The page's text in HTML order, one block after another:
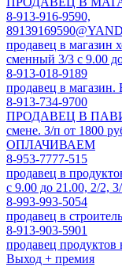
8-913-916-9590,
продавец в магазин
сменный 3/3 с 9.00
8-913-018-9189
продавец в
8-913-734-9700
ПРОДАВЕЦ В
смене. З/п от 1800
ОПЛАЧИВАЕМ
8-953-7777-515
продавец в
с 9.00 до 21.00, 2/2,
8-993-993-5054
продавец в
8-913-903-5901
продавец
Выход + премия